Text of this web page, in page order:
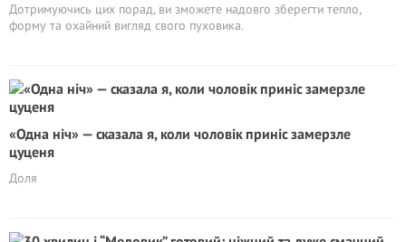
Дотримуючись цих порад, ви зможете надовго зберегти тепло,
форму та охайний вигляд свого пуховика.
«Одна ніч» — сказала я, коли чоловік приніс замерзле
цуценя
Доля